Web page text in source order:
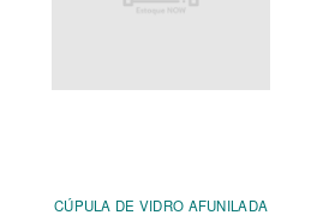
CÚPULA DE VIDRO AFUNILADA